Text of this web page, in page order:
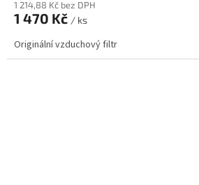
1 214,88 Kč bez DPH
1 470 Kč / ks
Originální vzduchový filtr